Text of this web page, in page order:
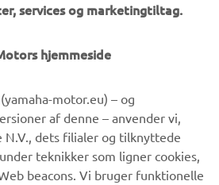
services og marketingtiltag.
hjemmeside
motor.eu) – og
af denne – anvender vi,
N.V., dets filialer og tilknyttede
teknikker som ligner cookies,
beacons. Vi bruger funktionelle